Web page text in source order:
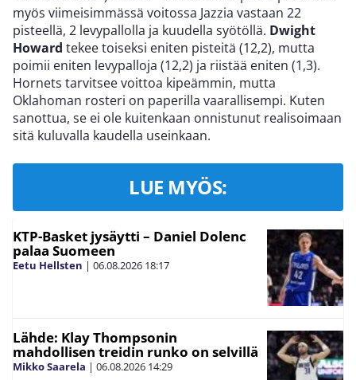
myös viimeisimmässä voitossa Jazzia vastaan 22
pisteellä, 2 levypallolla ja kuudella syötöllä. Dwight
Howard tekee toiseksi eniten pisteitä (12,2), mutta
poimii eniten levypalloja (12,2) ja riistää eniten (1,3).
Hornets tarvitsee voittoa kipeämmin, mutta
Oklahoman rosteri on paperilla vaarallisempi. Kuten
sanottua, se ei ole kuitenkaan onnistunut realisoimaan
sitä kuluvalla kaudella useinkaan.
LUE MYÖS:
KTP-Basket jysäytti – Daniel Dolenc
palaa Suomeen
Eetu Hellsten | 06.08.2026 18:17
Lähde: Klay Thompsonin
mahdollisen treidin runko on selvillä
Mikko Saarela | 06.08.2026 14:29